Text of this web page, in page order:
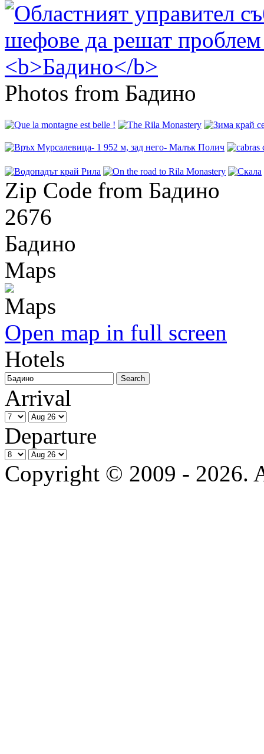
Photos from Бадино
Zip Code from Бадино
2676
Бадино
Maps
Open map in full screen
Hotels
Arrival
Departure
Copyright © 2009 - 2026.